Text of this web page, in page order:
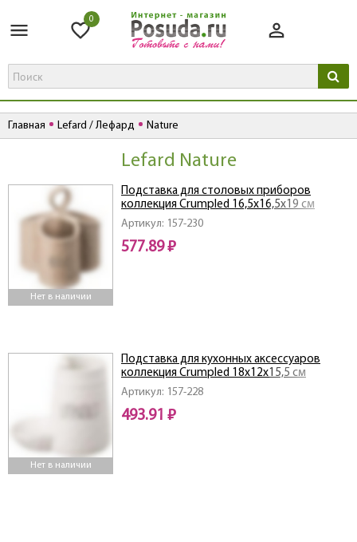
0
Главная Lefard / Лефард Nature
Lefard Nature
Нет в наличии
Артикул: 157-230
Подставка для столовых приборов
коллекция Crumpled 16,5х16,5х19 см
577.89 ₽
Нет в наличии
Артикул: 157-228
Подставка для кухонных аксессуаров
коллекция Crumpled 18х12х15,5 см
493.91 ₽